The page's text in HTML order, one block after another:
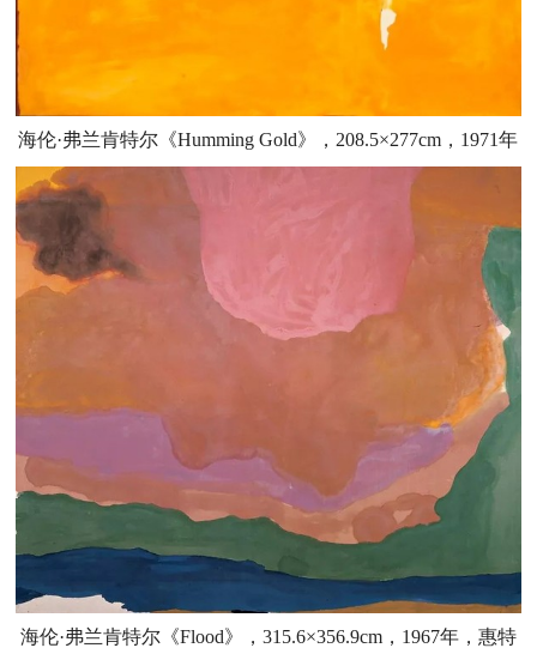
海伦·弗兰肯特尔《Humming Gold》，208.5×277cm，1971年
海伦·弗兰肯特尔《Flood》，315.6×356.9cm，1967年，惠特